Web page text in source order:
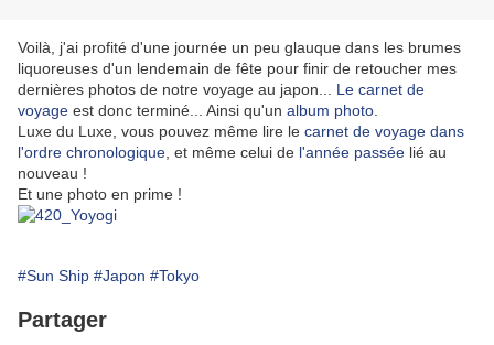
Voilà, j'ai profité d'une journée un peu glauque dans les brumes
liquoreuses d'un lendemain de fête pour finir de retoucher mes
dernières photos de notre voyage au japon... Le carnet de
voyage est donc terminé... Ainsi qu'un album photo
Luxe du Luxe, vous pouvez même lire le carnet de voyage dans
l'ordre chronologique , et même celui de l'année passée lié au
nouveau !
Et une photo en prime !
#Sun Ship #Japon #Tokyo
Partager